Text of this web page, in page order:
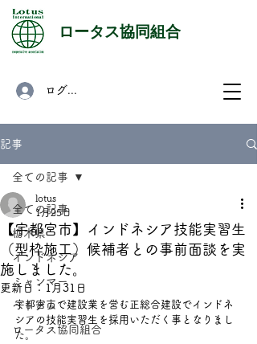
​ロータス協同組合
ログイン
記事
全ての記事
栃木県
インドネシア
ミャンマー
ベトナム
ロータス協同組合
全ての記事
【宇都宮市】インドネシア技能実習生
（型枠施工）候補者との事前面談を実
施しました。
lotus
1月25日
更新日： 1月31日
宇都宮市で建設業を営む正総合建設でインドネ
シアの技能実習生を採用いただく事となりまし
た。